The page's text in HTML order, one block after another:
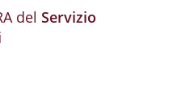
del Servizio